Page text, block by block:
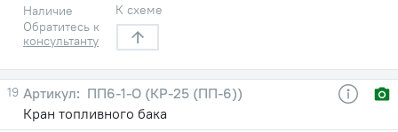
Наличие
Обратитесь к
консультанту
К схеме
19
ПП6-1-O (КР-25 (ПП-6))
Кран топливного бака